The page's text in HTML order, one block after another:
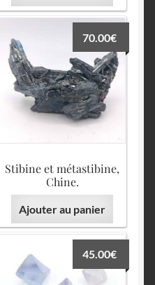
Stibine et métastibine,
Chine.
70.00€
Ajouter au panier
45.00€